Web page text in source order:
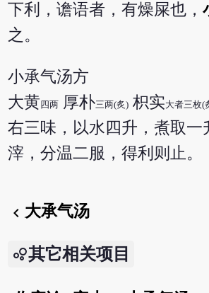
下利，谵语者，有燥屎也，
之。
小承气汤方
大黄四两 厚朴三两(炙) 枳实大者三枚(
右三味，以水四升，煮取一
滓，分温二服，得利则止。
chevron_left大承气汤
其它相关项目